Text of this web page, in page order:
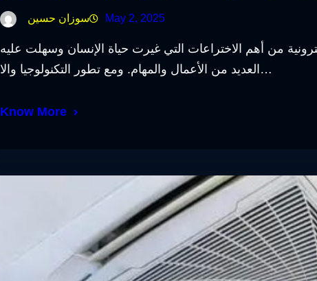
سوزان حسين May 2, 2025
من أهم الاختراعات التي غيرت حياة الإنسان وسهلت عليه
العديد من الأعمال والمهام. ومع تطور التكنولوجيا والا…
Know More